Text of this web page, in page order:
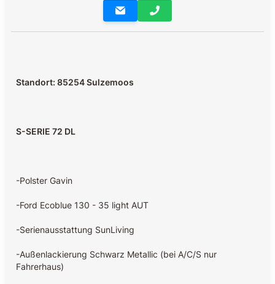
Standort: 85254 Sulzemoos
S-SERIE 72 DL
-Polster Gavin
-Ford Ecoblue 130 - 35 light AUT
-Serienausstattung SunLiving
-Außenlackierung Schwarz Metallic (bei A/C/S nur
Fahrerhaus)